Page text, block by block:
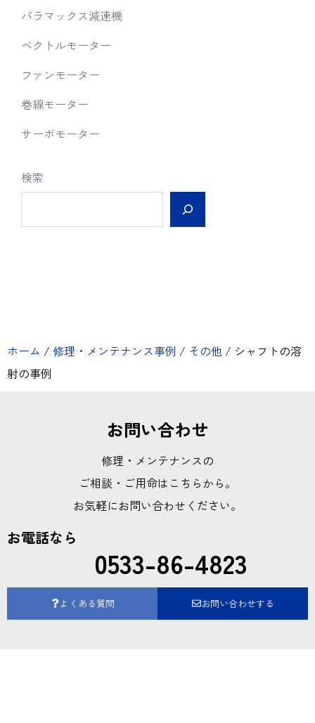
パラマックス減速機
ベクトルモーター
ファンモーター
巻線モーター
サーボモーター
検索
ホーム / 修理・メンテナンス事例 / その他 / シャフトの溶
射の事例
お問い合わせ
修理・メンテナンスの
ご相談・ご用命はこちらから。
お気軽にお問い合わせください。
お電話なら
0533-86-4823
よくある質問 お問い合わせする